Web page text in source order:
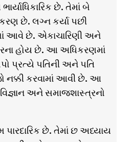
છે. તેમાં બે
છે. લગ્ન કર્યા પછી
આવે છે. એકાચારિણી અને
હોય છે. આ અધિકરણમાં
પ્રત્યે પતિની અને પતિ
નક્કી કરવામાં આવી છે. આ
અને સમાજશાસ્ત્રનો
છે. તેમાં છ અધ્યાય